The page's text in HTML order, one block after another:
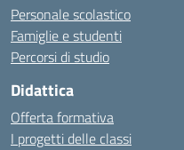
Personale scolastico
Famiglie e studenti
Percorsi di studio
Didattica
Offerta formativa
I progetti delle classi